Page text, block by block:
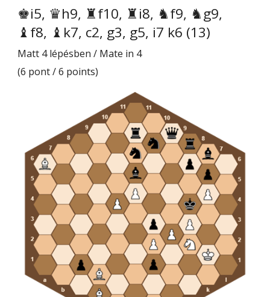
♚i5, ♛h9, ♜f10, ♜i8, ♞f9, ♞g9,
♝f8, ♝k7, c2, g3, g5, i7 k6 (13)
Matt 4 lépésben / Mate in 4
(6 pont / 6 points)